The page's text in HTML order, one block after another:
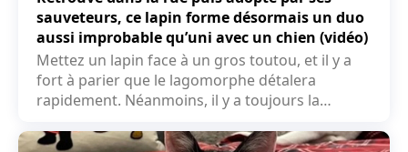
sauveteurs, ce lapin forme désormais un duo
aussi improbable qu’uni avec un chien (vidéo)
Mettez un lapin face à un gros toutou, et il y a
fort à parier que le lagomorphe détalera
rapidement. Néanmoins, il y a toujours la